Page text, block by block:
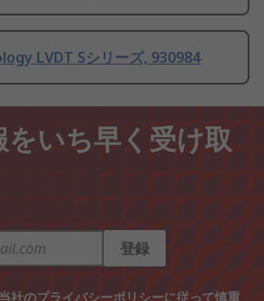
LVDT Sシリーズ, 930984
いち早く受け取
登録
社のプライバシーポリシーに従って慎重